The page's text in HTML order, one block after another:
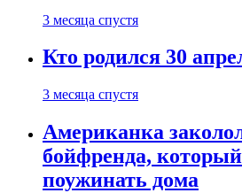
3 месяца спустя
Кто родился 30
3 месяца спустя
Американка
бойфренда,
поужинать дома